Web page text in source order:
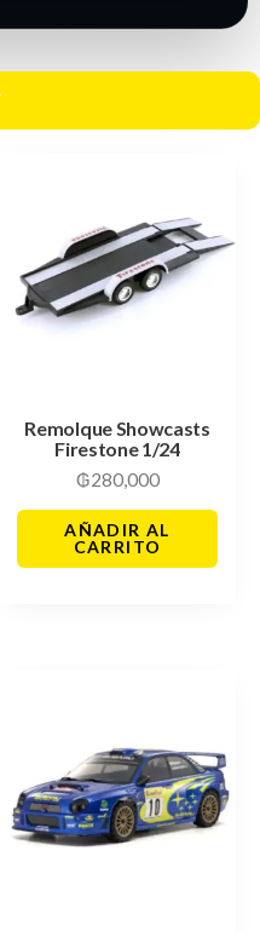
Remolque Showcasts
Firestone 1/24
₲280,000
AÑADIR AL
CARRITO